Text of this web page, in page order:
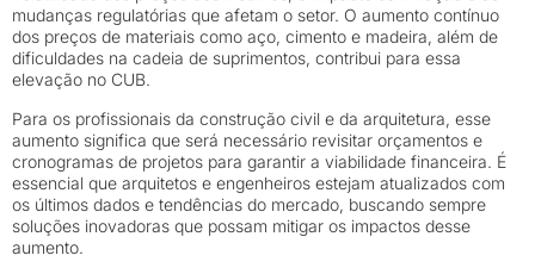
mudanças regulatórias que afetam o setor. O aumento contínuo
dos preços de materiais como aço, cimento e madeira, além de
dificuldades na cadeia de suprimentos, contribui para essa
elevação no CUB.
Para os profissionais da construção civil e da arquitetura, esse
aumento significa que será necessário revisitar orçamentos e
cronogramas de projetos para garantir a viabilidade financeira. É
essencial que arquitetos e engenheiros estejam atualizados com
os últimos dados e tendências do mercado, buscando sempre
soluções inovadoras que possam mitigar os impactos desse
aumento.